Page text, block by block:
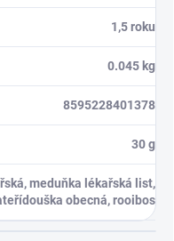
1,5 roku
0.045 kg
8595228401378
30 g
meduňka lékařská list,
obecná, rooibos